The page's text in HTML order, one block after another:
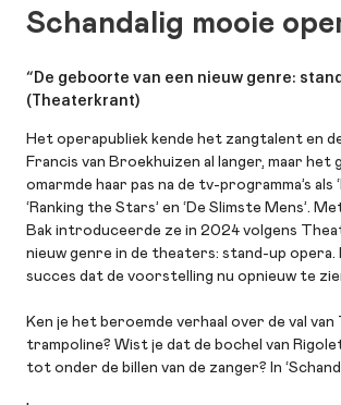
Schandalig mooie
“De geboorte van een nieuw genre:
(Theaterkrant)
Het operapubliek kende het zangtalent en
Francis van Broekhuizen al langer, maar het
omarmde haar pas na de tv-programma’s als
‘Ranking the Stars’ en ‘De Slimste Mens’.
Bak introduceerde ze in 2024 volgens
nieuw genre in de theaters: stand-up opera.
succes dat de voorstelling nu opnieuw te
Ken je het beroemde verhaal over de val van
trampoline? Wist je dat de bochel van
tot onder de billen van de zanger? In